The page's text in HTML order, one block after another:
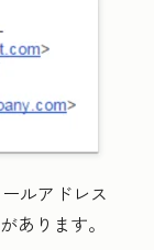
ルアドレス
あります。